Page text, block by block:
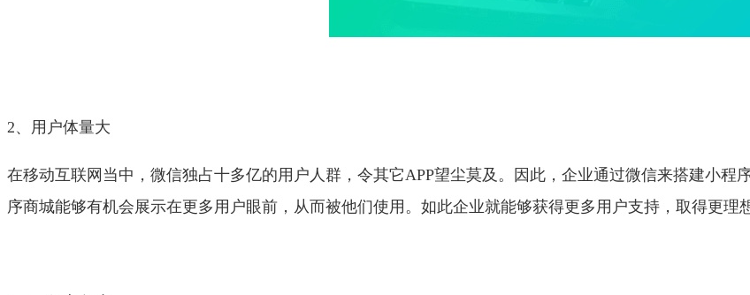
2、用户体量大
在移动互联网当中，微信独占十多亿的用户人群，令其它APP望尘莫及。因此，企业通过微信来搭建小
序商城能够有机会展示在更多用户眼前，从而被他们使用。如此企业就能够获得更多用户支持，取得更理